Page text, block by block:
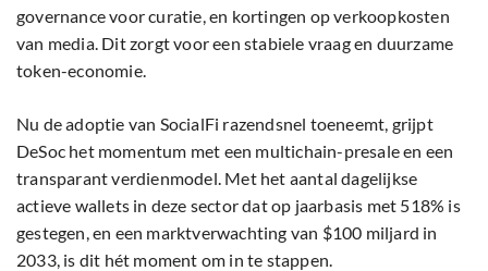
governance voor curatie, en kortingen op verkoopkosten
van media. Dit zorgt voor een stabiele vraag en duurzame
token-economie.
Nu de adoptie van SocialFi razendsnel toeneemt, grijpt
DeSoc het momentum met een multichain-presale en een
transparant verdienmodel. Met het aantal dagelijkse
actieve wallets in deze sector dat op jaarbasis met 518% is
gestegen, en een marktverwachting van $100 miljard in
2033, is dit hét moment om in te stappen.